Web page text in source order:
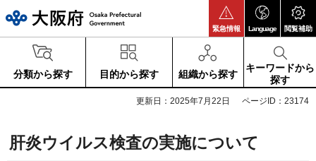
緊急情報 Language 閲覧補助
分類から探す 目的から探す 組織から探す
キーワードから
探す
更新日：2025年7月22日 ページID：23174
肝炎ウイルス検査の実施について